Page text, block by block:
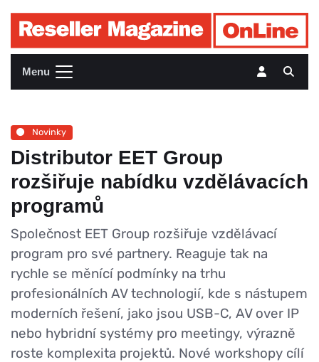
Menu
Novinky
Distributor EET Group
rozšiřuje nabídku vzdělávacích
programů
Společnost EET Group rozšiřuje vzdělávací
program pro své partnery. Reaguje tak na
rychle se měnící podmínky na trhu
profesionálních AV technologií, kde s nástupem
moderních řešení, jako jsou USB-C, AV over IP
nebo hybridní systémy pro meetingy, výrazně
roste komplexita projektů. Nové workshopy cílí